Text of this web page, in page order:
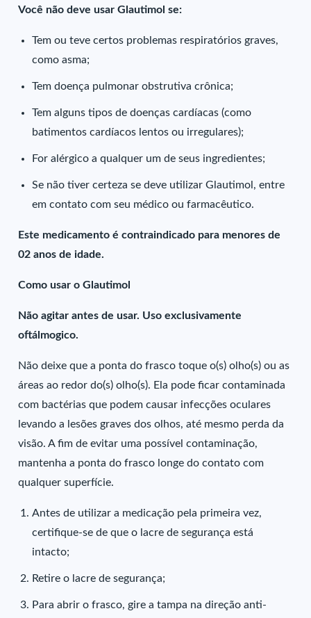
Você não deve usar Glautimol se:
Tem ou teve certos problemas respiratórios graves,
como asma;
Tem doença pulmonar obstrutiva crônica;
Tem alguns tipos de doenças cardíacas (como
batimentos cardíacos lentos ou irregulares);
For alérgico a qualquer um de seus ingredientes;
Se não tiver certeza se deve utilizar Glautimol, entre
em contato com seu médico ou farmacêutico.
Este medicamento é contraindicado para menores de
02 anos de idade.
Como usar o Glautimol
Não agitar antes de usar. Uso exclusivamente
oftálmogico.
Não deixe que a ponta do frasco toque o(s) olho(s) ou as
áreas ao redor do(s) olho(s). Ela pode ficar contaminada
com bactérias que podem causar infecções oculares
levando a lesões graves dos olhos, até mesmo perda da
visão. A fim de evitar uma possível contaminação,
mantenha a ponta do frasco longe do contato com
qualquer superfície.
Antes de utilizar a medicação pela primeira vez,
certifique-se de que o lacre de segurança está
intacto;
Retire o lacre de segurança;
Para abrir o frasco, gire a tampa na direção anti-